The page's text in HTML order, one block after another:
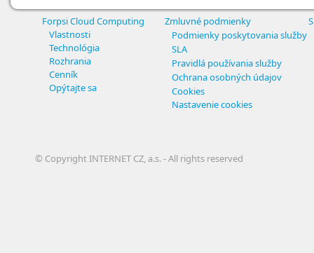
Forpsi Cloud Computing
Vlastnosti
Technológia
Rozhrania
Cenník
Opýtajte sa
Zmluvné podmienky
Podmienky poskytovania služby
SLA
Pravidlá používania služby
Ochrana osobných údajov
Cookies
Nastavenie cookies
© Copyright INTERNET CZ, a.s. - All rights reserved